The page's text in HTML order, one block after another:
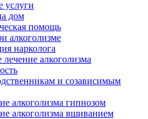
услуги
дом
помощь
алкоголизме
нарколога
лечение алкоголизма
и созависимым
алкоголизма гипнозом
алкоголизма вшиванием